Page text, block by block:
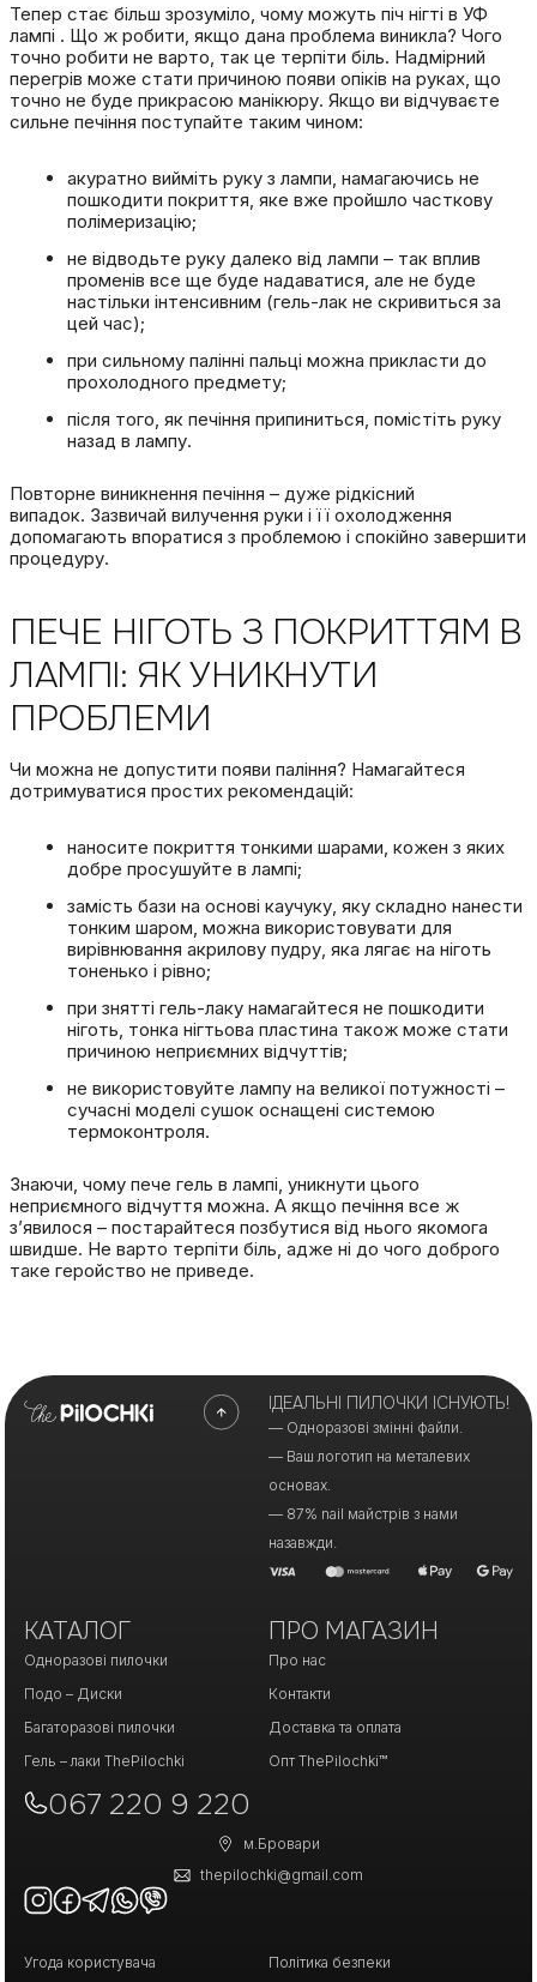
Тепер стає більш зрозуміло, чому можуть піч нігті в УФ
лампі . Що ж робити, якщо дана проблема виникла? Чого
точно робити не варто, так це терпіти біль. Надмірний
перегрів може стати причиною появи опіків на руках, що
точно не буде прикрасою манікюру. Якщо ви відчуваєте
сильне печіння поступайте таким чином:
акуратно вийміть руку з лампи, намагаючись не
пошкодити покриття, яке вже пройшло часткову
полімеризацію;
не відводьте руку далеко від лампи – так вплив
променів все ще буде надаватися, але не буде
настільки інтенсивним (гель-лак не скривиться за
цей час);
при сильному палінні пальці можна прикласти до
прохолодного предмету;
після того, як печіння припиниться, помістіть руку
назад в лампу.
Повторне виникнення печіння – дуже рідкісний
випадок. Зазвичай вилучення руки і її охолодження
допомагають впоратися з проблемою і спокійно завершити
процедуру.
ПЕЧЕ НІГОТЬ З ПОКРИТТЯМ В
ЛАМПІ: ЯК УНИКНУТИ
ПРОБЛЕМИ
Чи можна не допустити появи паління? Намагайтеся
дотримуватися простих рекомендацій:
наносите покриття тонкими шарами, кожен з яких
добре просушуйте в лампі;
замість бази на основі каучуку, яку складно нанести
тонким шаром, можна використовувати для
вирівнювання акрилову пудру, яка лягає на ніготь
тоненько і рівно;
при знятті гель-лаку намагайтеся не пошкодити
ніготь, тонка нігтьова пластина також може стати
причиною неприємних відчуттів;
не використовуйте лампу на великої потужності –
сучасні моделі сушок оснащені системою
термоконтроля.
Знаючи, чому пече гель в лампі, уникнути цього
неприємного відчуття можна. А якщо печіння все ж
з’явилося – постарайтеся позбутися від нього якомога
швидше. Не варто терпіти біль, адже ні до чого доброго
таке геройство не приведе.
ІДЕАЛЬНІ ПИЛОЧКИ ІСНУЮТЬ!
— Одноразові змінні файли.
— Ваш логотип на металевих
основах.
— 87% nail майстрів з нами
назавжди.
КАТАЛОГ
Одноразові пилочки
Подо – Диски
Багаторазові пилочки
Гель – лаки ThePilochki
ПРО МАГАЗИН
Про нас
Контакти
Доставка та оплата
Опт ThePilochki™
067 220 9 220
м.Бровари
thepilochki@gmail.com
Угода користувача Політика безпеки